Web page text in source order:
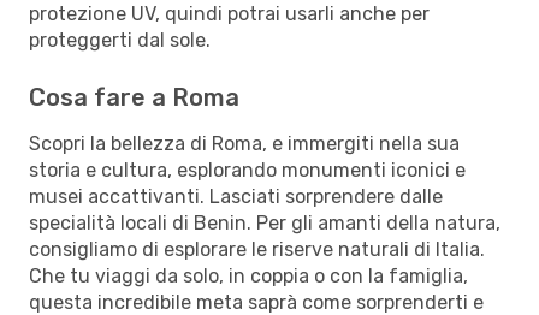
protezione UV, quindi potrai usarli anche per
proteggerti dal sole.
Cosa fare a Roma
Scopri la bellezza di Roma, e immergiti nella sua
storia e cultura, esplorando monumenti iconici e
musei accattivanti. Lasciati sorprendere dalle
specialità locali di Benin. Per gli amanti della natura,
consigliamo di esplorare le riserve naturali di Italia.
Che tu viaggi da solo, in coppia o con la famiglia,
questa incredibile meta saprà come sorprenderti e